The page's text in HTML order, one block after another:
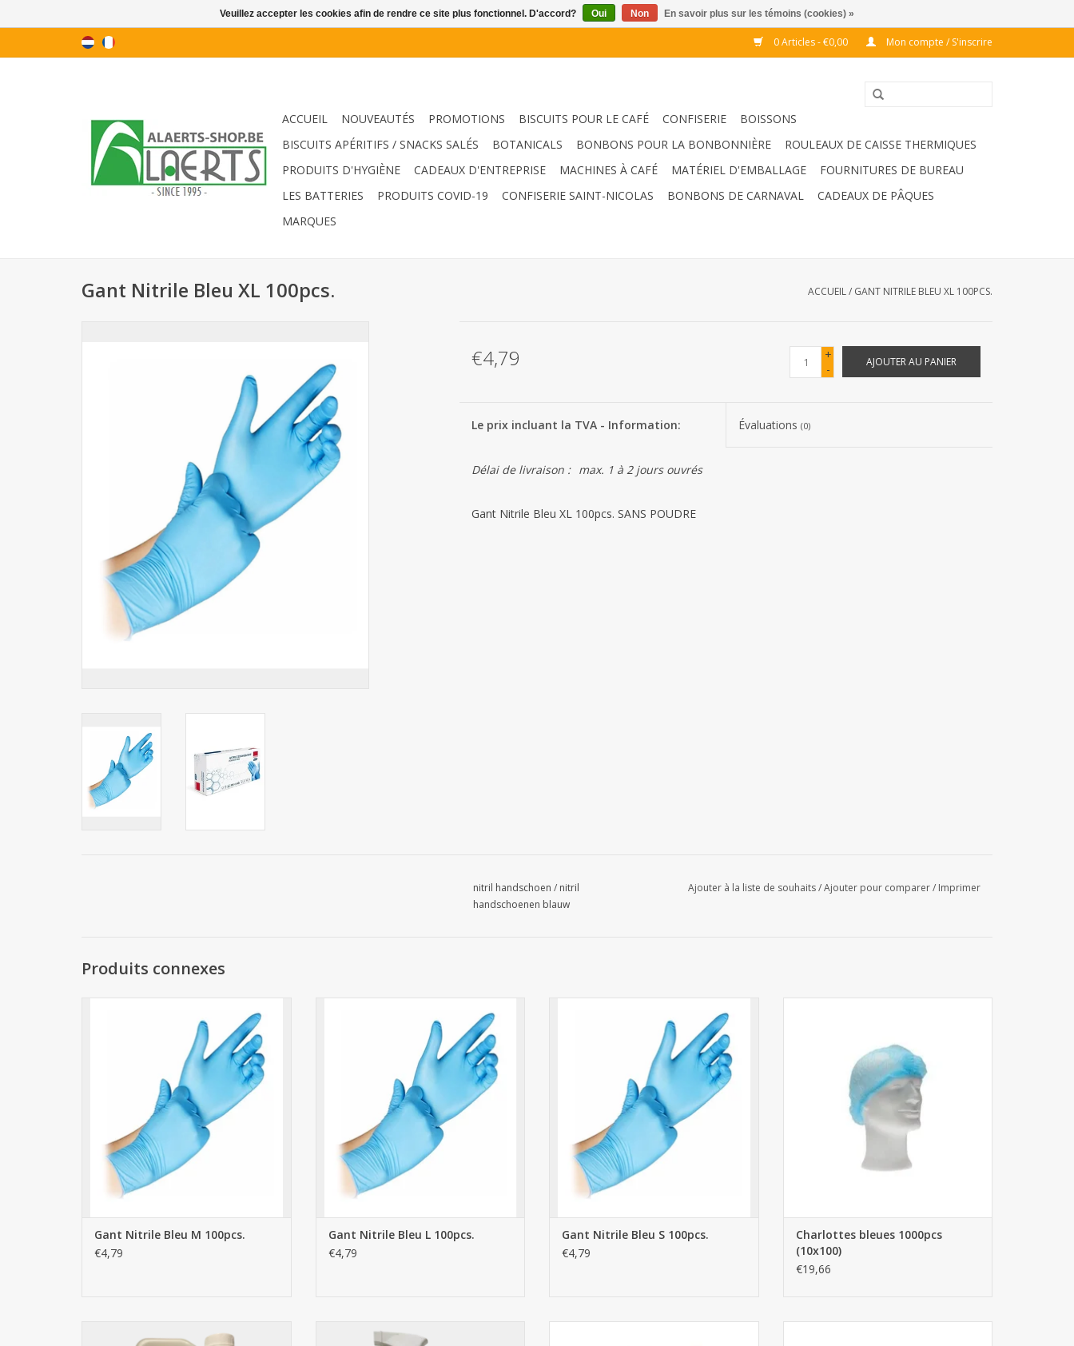
0 Articles - €0,00 Mon compte / S'inscrire
ACCUEIL NOUVEAUTÉS PROMOTIONS BISCUITS POUR LE CAFÉ CONFISERIE
BOISSONS
BISCUITS APÉRITIFS / SNACKS SALÉS
BOTANICALS BONBONS POUR LA BONBONNIÈRE
ROULEAUX DE CAISSE THERMIQUES
PRODUITS D'HYGIÈNE
CADEAUX D'ENTREPRISE MACHINES À CAFÉ MATÉRIEL D'EMBALLAGE
FOURNITURES DE BUREAU
LES BATTERIES
PRODUITS COVID-19 CONFISERIE SAINT-NICOLAS BONBONS DE CARNAVAL
CADEAUX DE PÂQUES
MARQUES
Gant Nitrile Bleu XL 100pcs. ACCUEIL/ GANT NITRILE BLEU XL 100PCS.
€4,79
+
-
AJOUTER AU PANIER
Le prix incluant la TVA - Information: Évaluations(0)
Délai de livraison : max. 1 à 2 jours ouvrés
Gant Nitrile Bleu XL 100pcs. SANS POUDRE
nitril handschoen / nitril
handschoenen blauw
Ajouter à la liste de souhaits/Ajouter pour comparer/ Imprimer
Produits connexes
AJOUTER AU PANIER
Gant Nitrile Bleu M 100pcs.
€4,79
AJOUTER AU PANIER
Gant Nitrile Bleu L 100pcs.
€4,79
AJOUTER AU PANIER
Gant Nitrile Bleu S 100pcs.
€4,79
Charlottes bleues 1000pcs
(10x100)
€19,66
Spray Désinfectant DES 124 - 1L
Veuillez accepter les cookies afin de rendre ce site plus fonctionnel. D'accord? Oui Non En savoir plus sur les témoins (cookies) »